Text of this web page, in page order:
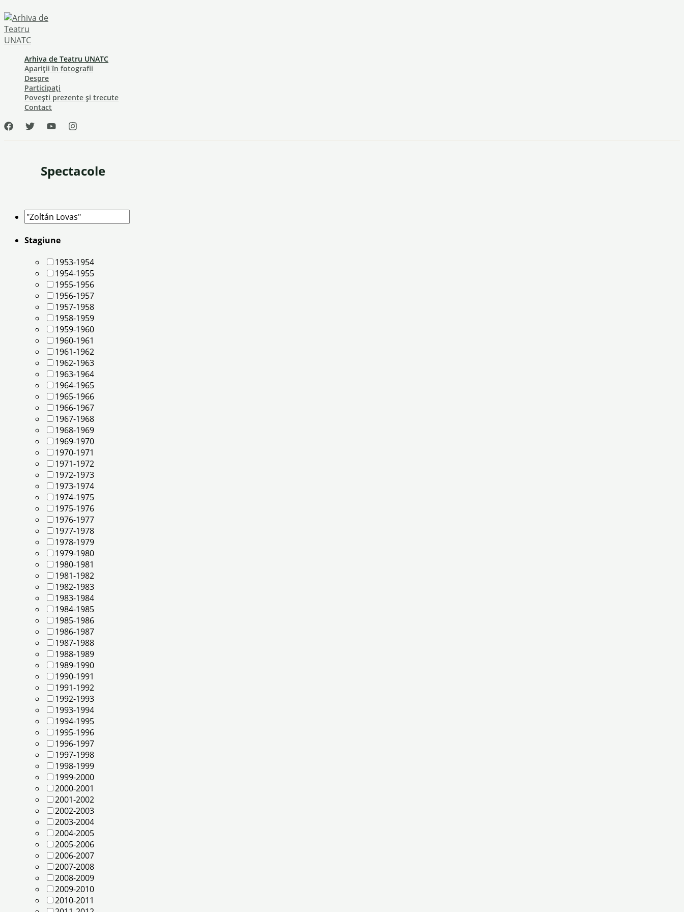
to
content
Arhiva de Teatru UNATC
Apariții în fotografii
Despre
Participați
Povești prezente și trecute
Contact
Spectacole
Stagiune
1953-1954
1954-1955
1955-1956
1956-1957
1957-1958
1958-1959
1959-1960
1960-1961
1961-1962
1962-1963
1963-1964
1964-1965
1965-1966
1966-1967
1967-1968
1968-1969
1969-1970
1970-1971
1971-1972
1972-1973
1973-1974
1974-1975
1975-1976
1976-1977
1977-1978
1978-1979
1979-1980
1980-1981
1981-1982
1982-1983
1983-1984
1984-1985
1985-1986
1986-1987
1987-1988
1988-1989
1989-1990
1990-1991
1991-1992
1992-1993
1993-1994
1994-1995
1995-1996
1996-1997
1997-1998
1998-1999
1999-2000
2000-2001
2001-2002
2002-2003
2003-2004
2004-2005
2005-2006
2006-2007
2007-2008
2008-2009
2009-2010
2010-2011